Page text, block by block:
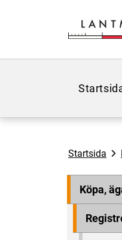
Startsida
Köpa,